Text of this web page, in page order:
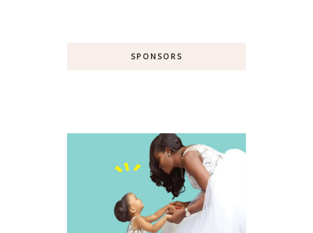
SPONSORS